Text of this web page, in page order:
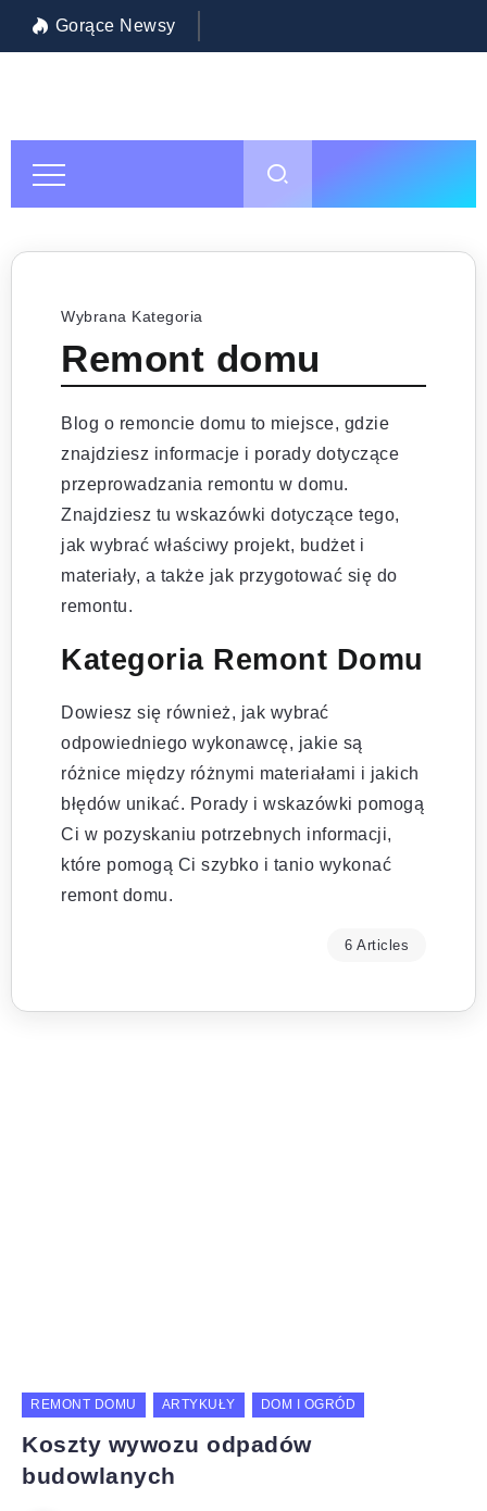
Gorące Newsy
Wybrana Kategoria
Remont domu
Blog o remoncie domu to miejsce, gdzie
znajdziesz informacje i porady dotyczące
przeprowadzania remontu w domu.
Znajdziesz tu wskazówki dotyczące tego,
jak wybrać właściwy projekt, budżet i
materiały, a także jak przygotować się do
remontu.
Kategoria Remont Domu
Dowiesz się również, jak wybrać
odpowiedniego wykonawcę, jakie są
różnice między różnymi materiałami i jakich
błędów unikać. Porady i wskazówki pomogą
Ci w pozyskaniu potrzebnych informacji,
które pomogą Ci szybko i tanio wykonać
remont domu.
6 Articles
REMONT DOMU ARTYKUŁY DOM I OGRÓD
Koszty wywozu odpadów
budowlanych